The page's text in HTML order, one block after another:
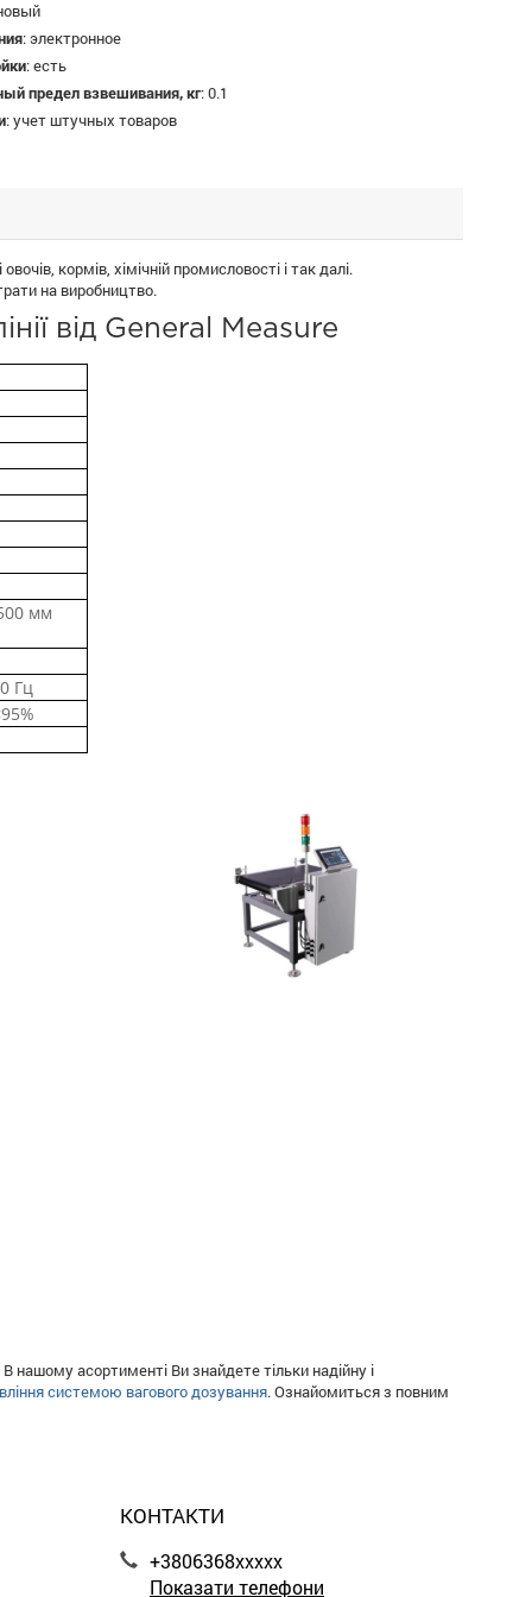
:электронное
:есть
предел взвешивания, кг:0.1
:учет штучных товаров
кормів, хімічній промисловості і так далі.
на виробництво.
від General Measure
мм
Гц
нашому асортименті Ви знайдете тільки надійну і
системою вагового дозування. Ознайомиться з повним
КОНТАКТИ
+3806368xxxxx
Показати телефони